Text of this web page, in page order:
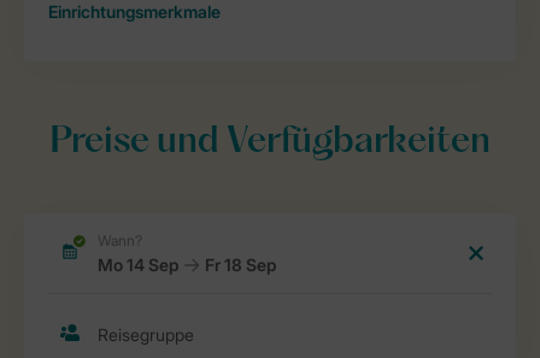
Einrichtungsmerkmale
Preise und Verfügbarkeiten